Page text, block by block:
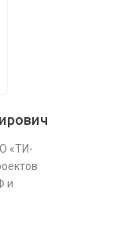
«ТИ-
и